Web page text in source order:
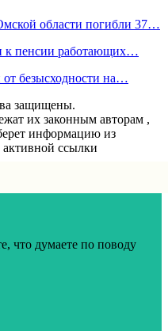
области погибли 37…
к пенсии работающих…
безысходности на…
защищены.
их законным авторам ,
информацию из
активной ссылки
что думаете по поводу